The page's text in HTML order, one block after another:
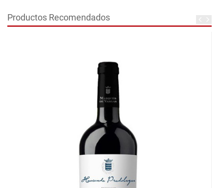
Productos Recomendados